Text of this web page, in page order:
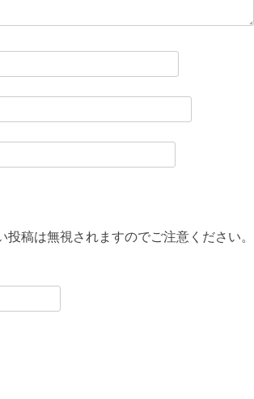
投稿は無視されますのでご注意ください。